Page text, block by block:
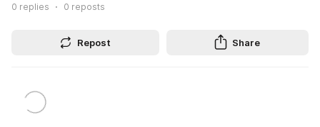
0 replies 0 reposts
Repost Share